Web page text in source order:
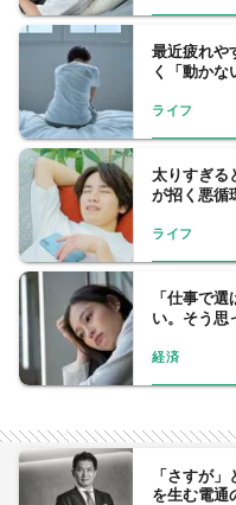
最近疲れや
く「動か
ライフ
太りすぎる
が招く悪循
ライフ
「仕事で
い。そう
経済
「さすが
を生む電通